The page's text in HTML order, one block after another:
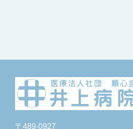
〒489-0927